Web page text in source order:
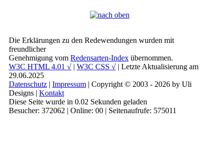
Die Erklärungen zu den Redewendungen wurden mit
freundlicher
Genehmigung vom Redensarten-Index übernommen.
W3C HTML 4.01 √ | W3C CSS √ | Letzte Aktualisierung am
29.06.2025
Datenschutz | Impressum | Copyright © 2003 - 2026 by Uli
Designs | Kontakt
Diese Seite wurde in 0.02 Sekunden geladen
Besucher: 372062 | Online: 00 | Seitenaufrufe: 575011